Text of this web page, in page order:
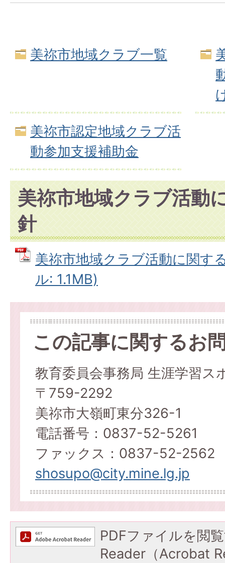
美祢市地域クラブ一覧
美祢市認定地域クラブ活
動参加支援補助金
美祢市地域クラブ活動
針
美祢市地域クラブ活動に関す
ル: 1.1MB)
この記事に関するお
教育委員会事務局 生涯学習ス
〒759-2292
美祢市大嶺町東分326-1
電話番号：0837-52-5261
ファックス：0837-52-2562
shosupo@city.mine.lg.jp
PDFファイルを閲
Reader（Acrobat